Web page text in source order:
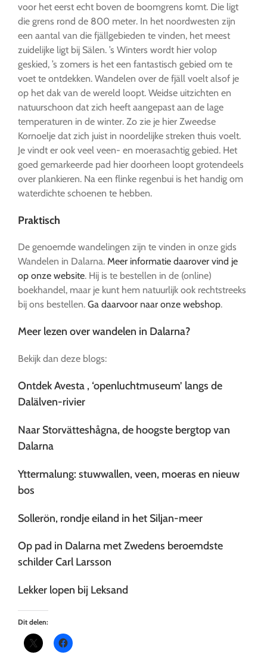
voor het eerst echt boven de boomgrens komt. Die ligt
die grens rond de 800 meter. In het noordwesten zijn
een aantal van die fjällgebieden te vinden, het meest
zuidelijke ligt bij Sälen. ’s Winters wordt hier volop
geskied, ’s zomers is het een fantastisch gebied om te
voet te ontdekken. Wandelen over de fjäll voelt alsof je
op het dak van de wereld loopt. Weidse uitzichten en
natuurschoon dat zich heeft aangepast aan de lage
temperaturen in de winter. Zo zie je hier Zweedse
Kornoelje dat zich juist in noordelijke streken thuis voelt.
Je vindt er ook veel veen- en moerasachtig gebied. Het
goed gemarkeerde pad hier doorheen loopt grotendeels
over plankieren. Na een flinke regenbui is het handig om
waterdichte schoenen te hebben.
Praktisch
De genoemde wandelingen zijn te vinden in onze gids
Wandelen in Dalarna. Meer informatie daarover vind je
op onze website. Hij is te bestellen in de (online)
boekhandel, maar je kunt hem natuurlijk ook rechtstreeks
bij ons bestellen. Ga daarvoor naar onze webshop.
Meer lezen over wandelen in Dalarna?
Bekijk dan deze blogs:
Ontdek Avesta , ‘openluchtmuseum’ langs de
Dalälven-rivier
Naar Storvätteshågna, de hoogste bergtop van
Dalarna
Yttermalung: stuwwallen, veen, moeras en nieuw
bos
Sollerön, rondje eiland in het Siljan-meer
Op pad in Dalarna met Zwedens beroemdste
schilder Carl Larsson
Lekker lopen bij Leksand
Dit delen: